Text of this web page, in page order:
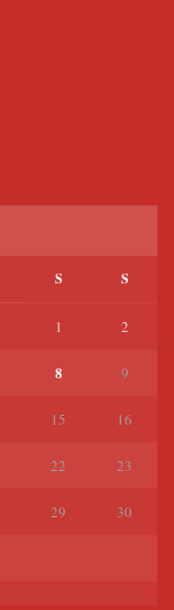
S S
1 2
8 9
15 16
22 23
29 30